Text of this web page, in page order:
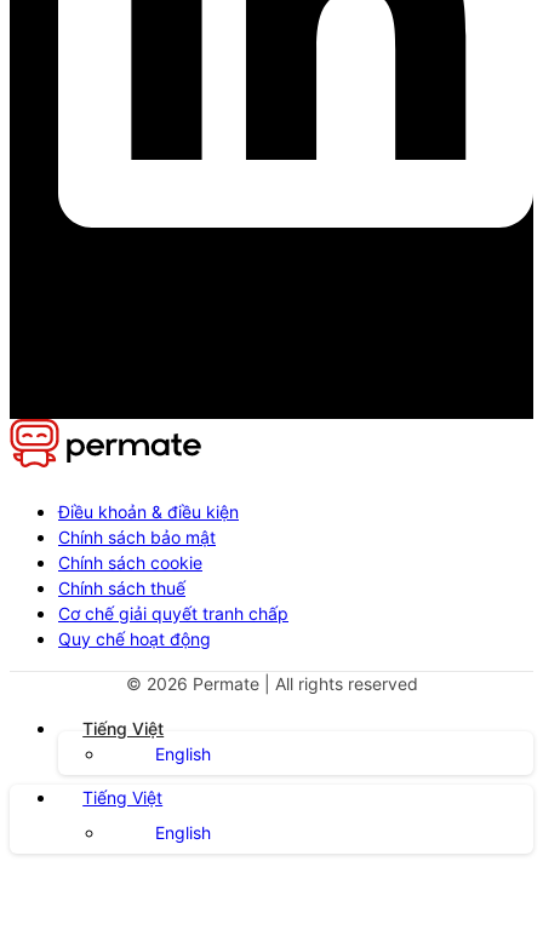
Điều khoản & điều kiện
Chính sách bảo mật
Chính sách cookie
Chính sách thuế
Cơ chế giải quyết tranh chấp
Quy chế hoạt động
© 2026 Permate | All rights reserved
Tiếng Việt
English
Tiếng Việt
English